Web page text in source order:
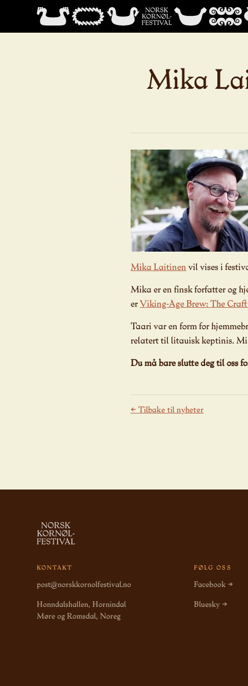
Mika
Mika Laitinen vil vises i
Mika er en finsk forfatter og
erViking-Age Brew: The
Taari var en form for
relatert til litauisk keptinis.
Du må bare slutte deg til oss
← Tilbake til nyheter
KONTAKT
post@norskkornolfestival.no
Honndalshallen, Hornindal
Møre og Romsdal, Noreg
FØLG OSS
Facebook →
Bluesky →